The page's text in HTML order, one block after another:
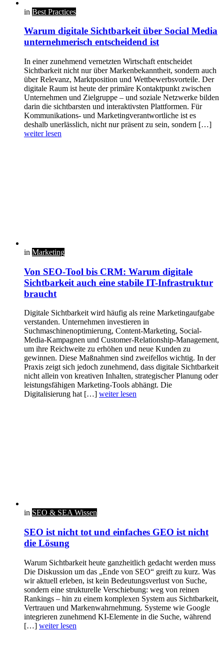
in Best Practices
Warum digitale Sichtbarkeit über Social Media
unternehmerisch entscheidend ist
In einer zunehmend vernetzten Wirtschaft entscheidet
Sichtbarkeit nicht nur über Markenbekanntheit, sondern auch
über Relevanz, Marktposition und Wettbewerbsvorteile. Der
digitale Raum ist heute der primäre Kontaktpunkt zwischen
Unternehmen und Zielgruppe – und soziale Netzwerke bilden
darin die sichtbarsten und interaktivsten Plattformen. Für
Kommunikations- und Marketingverantwortliche ist es
deshalb unerlässlich, nicht nur präsent zu sein, sondern […]
weiter lesen
in Marketing
Von SEO-Tool bis CRM: Warum digitale
Sichtbarkeit auch eine stabile IT-Infrastruktur
braucht
Digitale Sichtbarkeit wird häufig als reine Marketingaufgabe
verstanden. Unternehmen investieren in
Suchmaschinenoptimierung, Content-Marketing, Social-
Media-Kampagnen und Customer-Relationship-Management,
um ihre Reichweite zu erhöhen und neue Kunden zu
gewinnen. Diese Maßnahmen sind zweifellos wichtig. In der
Praxis zeigt sich jedoch zunehmend, dass digitale Sichtbarkeit
nicht allein von kreativen Inhalten, strategischer Planung oder
leistungsfähigen Marketing-Tools abhängt. Die
Digitalisierung hat […] weiter lesen
in SEO & SEA Wissen
SEO ist nicht tot und einfaches GEO ist nicht
die Lösung
Warum Sichtbarkeit heute ganzheitlich gedacht werden muss
Die Diskussion um das „Ende von SEO“ greift zu kurz. Was
wir aktuell erleben, ist kein Bedeutungsverlust von Suche,
sondern eine strukturelle Verschiebung: weg von reinen
Rankings – hin zu einem komplexen System aus Sichtbarkeit,
Vertrauen und Markenwahrnehmung. Systeme wie Google
integrieren zunehmend KI-Elemente in die Suche, während
[…] weiter lesen